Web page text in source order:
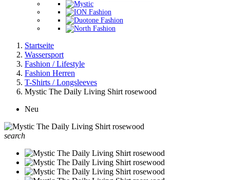
Startseite
Wassersport
Fashion / Lifestyle
Fashion Herren
T-Shirts / Longsleeves
Mystic The Daily Living Shirt rosewood
Neu
search